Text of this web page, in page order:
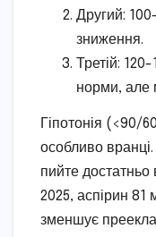
Другий:
зниження.
Третій:
норми, але
Гіпотонія (<90/
особливо
пийте
2025, аспірин 81
зменшує